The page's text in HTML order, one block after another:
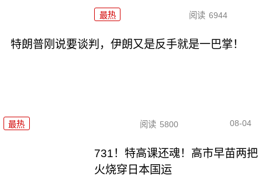
最热 阅读 6944
特朗普刚说要谈判，伊朗又是反手就是一巴掌！
最热 阅读 5800 08-04
731！特高课还魂！高市早苗两把
火烧穿日本国运